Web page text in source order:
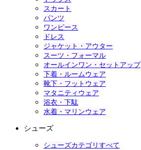
スカート
パンツ
ワンピース
ドレス
ジャケット・アウター
スーツ・フォーマル
オールインワン・セットアップ
下着・ルームウェア
靴下・フットウェア
マタニティウェア
浴衣・下駄
水着・マリンウェア
シューズ
シューズカテゴリすべて